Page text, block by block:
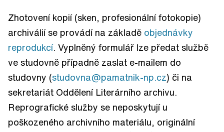
Zhotovení kopií (sken, profesionální fotokopie)
archiválií se provádí na základě objednávky
reprodukcí. Vyplněný formulář lze předat službě
ve studovně případně zaslat e-mailem do
studovny (studovna@pamatnik-np.cz) či na
sekretariát Oddělení Literárního archivu.
Reprografické služby se neposkytují u
poškozeného archivního materiálu, originální